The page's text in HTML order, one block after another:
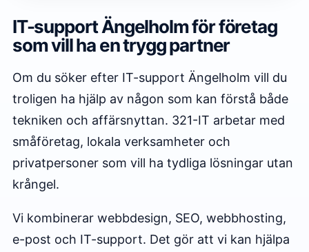
IT-support Ängelholm för företag
som vill ha en trygg partner
Om du söker efter IT-support Ängelholm vill du
troligen ha hjälp av någon som kan förstå både
tekniken och affärsnyttan. 321-IT arbetar med
småföretag, lokala verksamheter och
privatpersoner som vill ha tydliga lösningar utan
krångel.
Vi kombinerar webbdesign, SEO, webbhosting,
e-post och IT-support. Det gör att vi kan hjälpa